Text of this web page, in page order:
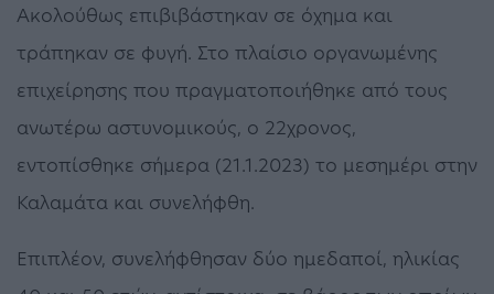
Ακολούθως επιβιβάστηκαν σε όχημα και
τράπηκαν σε φυγή. Στο πλαίσιο οργανωμένης
επιχείρησης που πραγματοποιήθηκε από τους
ανωτέρω αστυνομικούς, ο 22χρονος,
εντοπίσθηκε σήμερα (21.1.2023) το μεσημέρι στην
Καλαμάτα και συνελήφθη.
Επιπλέον, συνελήφθησαν δύο ημεδαποί, ηλικίας